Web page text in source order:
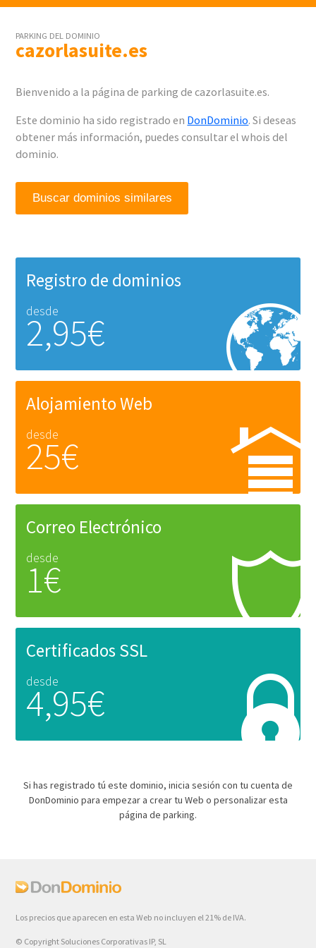
PARKING DEL DOMINIO
cazorlasuite.es
Bienvenido a la página de parking de cazorlasuite.es.
Este dominio ha sido registrado en DonDominio. Si deseas
obtener más información, puedes consultar el whois del
dominio.
Buscar dominios similares
Registro de dominios
desde
2,95€
Alojamiento Web
desde
25€
Correo Electrónico
desde
1€
Certificados SSL
desde
4,95€
Si has registrado tú este dominio, inicia sesión con tu cuenta de
DonDominio para empezar a crear tu Web o personalizar esta
página de parking.
Los precios que aparecen en esta Web no incluyen el 21% de IVA.
© Copyright Soluciones Corporativas IP, SL